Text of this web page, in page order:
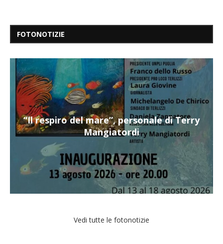
FOTONOTIZIE
“Il respiro del mare”, personale di Terry
Mangiatordi
Vedi tutte le fotonotizie